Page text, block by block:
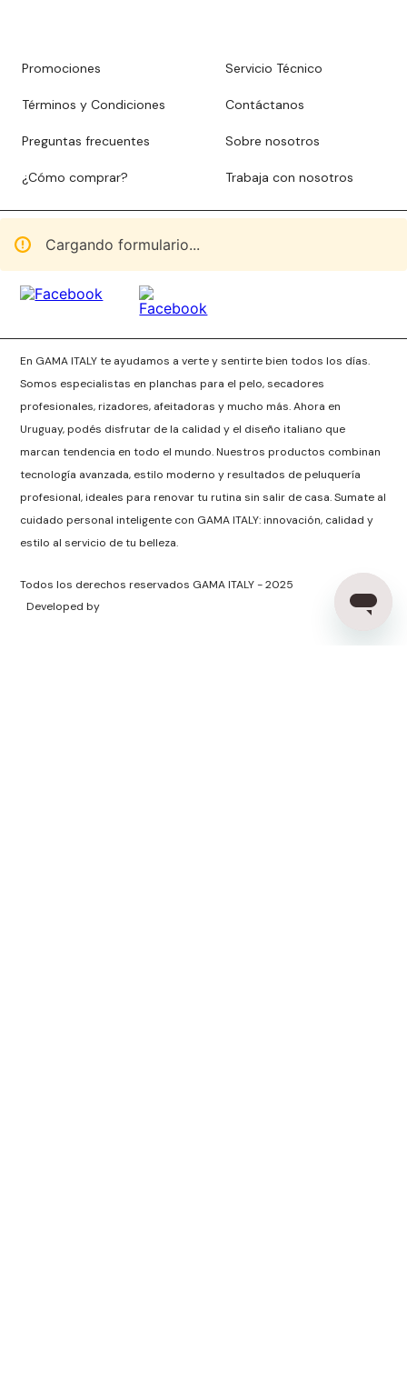
Promociones
Términos y Condiciones
Preguntas frecuentes
¿Cómo comprar?
Servicio Técnico
Contáctanos
Sobre nosotros
Trabaja con nosotros
Cargando formulario...
En GAMA ITALY te ayudamos a verte y sentirte bien todos los días.
Somos especialistas en planchas para el pelo, secadores
profesionales, rizadores, afeitadoras y mucho más. Ahora en
Uruguay, podés disfrutar de la calidad y el diseño italiano que
marcan tendencia en todo el mundo. Nuestros productos combinan
tecnología avanzada, estilo moderno y resultados de peluquería
profesional, ideales para renovar tu rutina sin salir de casa. Sumate al
cuidado personal inteligente con GAMA ITALY: innovación, calidad y
estilo al servicio de tu belleza.
Todos los derechos reservados GAMA ITALY - 2025
Developed by